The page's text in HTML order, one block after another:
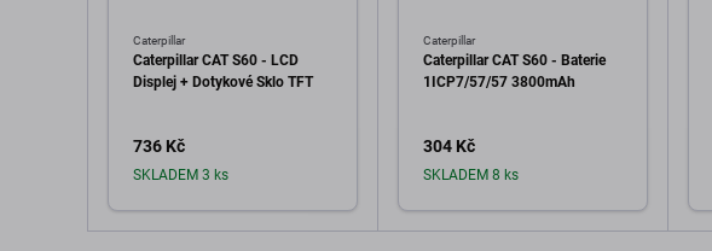
Caterpillar
Caterpillar CAT S60 - LCD
Displej + Dotykové Sklo TFT
736 Kč
SKLADEM 3 ks
Caterpillar
Caterpillar CAT S60 - Baterie
1ICP7/57/57 3800mAh
304 Kč
SKLADEM 8 ks